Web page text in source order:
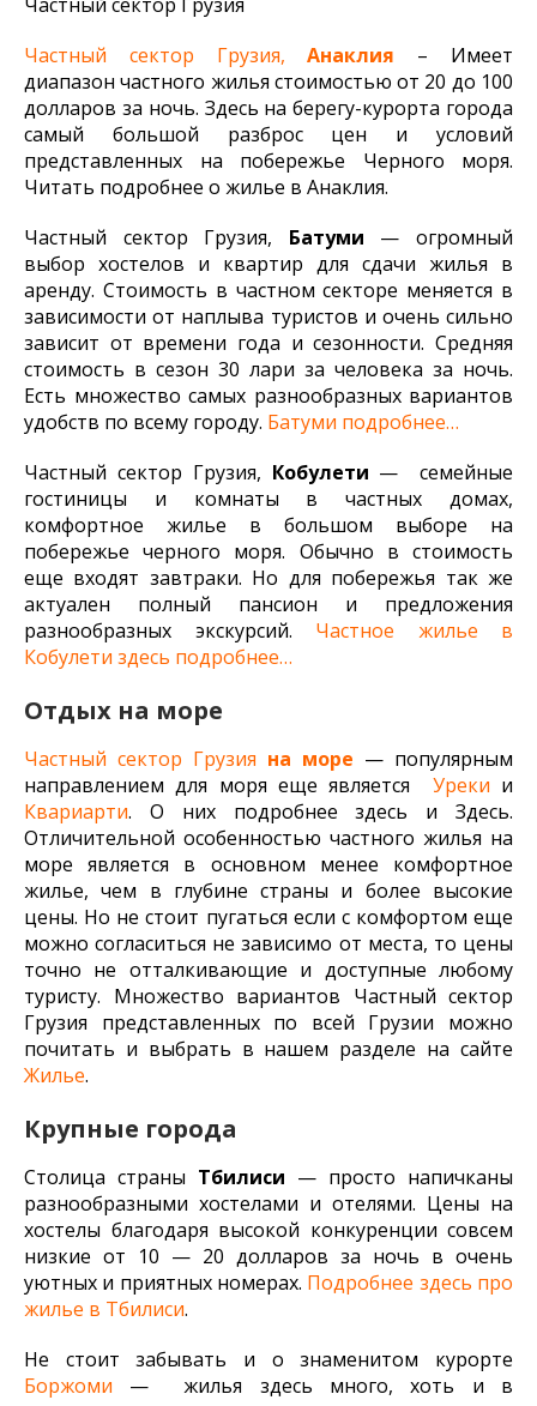
Частный сектор Грузия,Анаклия – Имеет
диапазон частного жилья стоимостью от 20 до 100
долларов за ночь. Здесь на берегу-курорта города
самый большой разброс цен и условий
представленных на побережье Черного моря.
Читать подробнее о жилье в Анаклия.
Частный сектор Грузия, Батуми — огромный
выбор хостелов и квартир для сдачи жилья в
аренду. Стоимость в частном секторе меняется в
зависимости от наплыва туристов и очень сильно
зависит от времени года и сезонности. Средняя
стоимость в сезон 30 лари за человека за ночь.
Есть множество самых разнообразных вариантов
удобств по всему городу. Батуми подробнее…
Частный сектор Грузия, Кобулети — семейные
гостиницы и комнаты в частных домах,
комфортное жилье в большом выборе на
побережье черного моря. Обычно в стоимость
еще входят завтраки. Но для побережья так же
актуален полный пансион и предложения
разнообразных экскурсий. Частное жилье в
Кобулети здесь подробнее…
Отдых на море
Частный сектор Грузия на море — популярным
направлением для моря еще является Уреки и
Квариарти. О них подробнее здесь и Здесь.
Отличительной особенностью частного жилья на
море является в основном менее комфортное
жилье, чем в глубине страны и более высокие
цены. Но не стоит пугаться если с комфортом еще
можно согласиться не зависимо от места, то цены
точно не отталкивающие и доступные любому
туристу. Множество вариантов Частный сектор
Грузия представленных по всей Грузии можно
почитать и выбрать в нашем разделе на сайте
Жилье.
Крупные города
Столица страны Тбилиси — просто напичканы
разнообразными хостелами и отелями. Цены на
хостелы благодаря высокой конкуренции совсем
низкие от 10 — 20 долларов за ночь в очень
уютных и приятных номерах. Подробнее здесь про
жилье в Тбилиси.
Не стоит забывать и о знаменитом курорте
Боржоми — жилья здесь много, хоть и в